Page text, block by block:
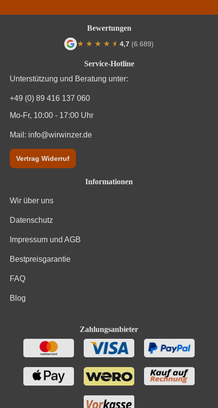
Region Toskana
Weinart
Service-Hotline
Unterstützung und Beratung unter:
+49 (0) 89 416 137 060
Mo-Fr, 10:00 - 17:00 Uhr
Mail: info@wirwinzer.de
Vertrag Widerruf
Informationen
Wir über uns
Datenschutz
Impressum und AGB
Bestpreisgarantie
FAQ
Blog
Zahlungsanbieter
Bewertungen
★ ★ ★ ★ ★
★ 4,7 (6.689)